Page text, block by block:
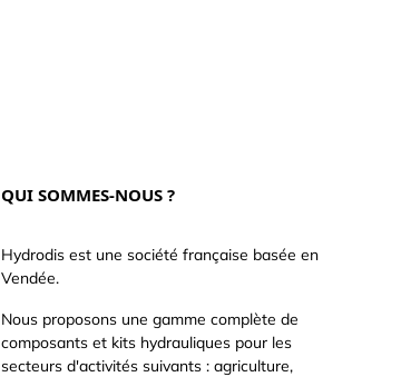
QUI SOMMES-NOUS ?
Hydrodis est une société française basée en
Vendée.
Nous proposons une gamme complète de
composants et kits hydrauliques pour les
secteurs d'activités suivants : agriculture,